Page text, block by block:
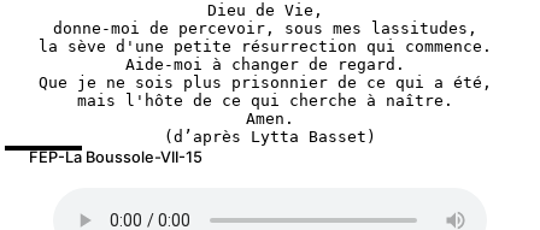
Dieu de Vie,
donne-moi de percevoir, sous mes lassitudes,
la sève d'une petite résurrection qui commence.
Aide-moi à changer de regard.
Que je ne sois plus prisonnier de ce qui a été,
mais l'hôte de ce qui cherche à naître.
Amen.
(d’après Lytta Basset)
FEP-La Boussole-VII-15